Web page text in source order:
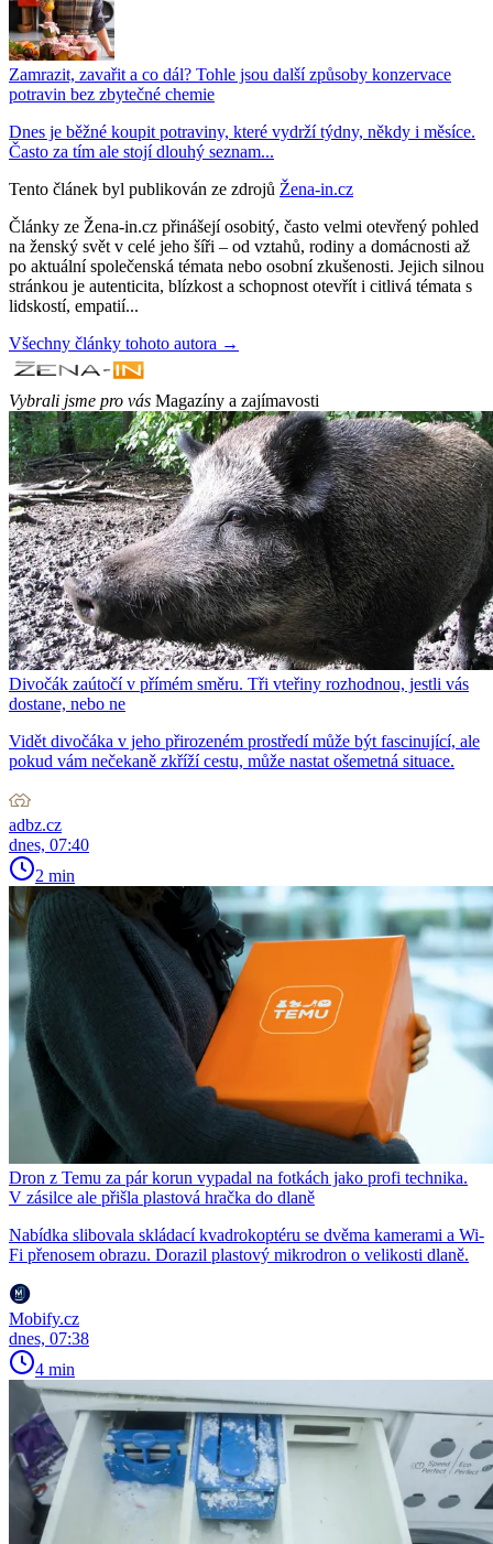
Zamrazit, zavařit a co dál? Tohle jsou další způsoby konzervace
potravin bez zbytečné chemie
Dnes je běžné koupit potraviny, které vydrží týdny, někdy i měsíce.
Často za tím ale stojí dlouhý seznam...
Tento článek byl publikován ze zdrojů Žena-in.cz
Články ze Žena-in.cz přinášejí osobitý, často velmi otevřený pohled
na ženský svět v celé jeho šíři – od vztahů, rodiny a domácnosti až
po aktuální společenská témata nebo osobní zkušenosti. Jejich silnou
stránkou je autenticita, blízkost a schopnost otevřít i citlivá témata s
lidskostí, empatií...
Všechny články tohoto autora →
Vybrali jsme pro vás Magazíny a zajímavosti
Divočák zaútočí v přímém směru. Tři vteřiny rozhodnou, jestli vás
dostane, nebo ne
Vidět divočáka v jeho přirozeném prostředí může být fascinující, ale
pokud vám nečekaně zkříží cestu, může nastat ošemetná situace.
adbz.cz
dnes, 07:40
2 min
Dron z Temu za pár korun vypadal na fotkách jako profi technika.
V zásilce ale přišla plastová hračka do dlaně
Nabídka slibovala skládací kvadrokoptéru se dvěma kamerami a Wi-
Fi přenosem obrazu. Dorazil plastový mikrodron o velikosti dlaně.
Mobify.cz
dnes, 07:38
4 min